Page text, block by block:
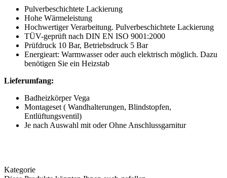
Pulverbeschichtete Lackierung
Hohe Wärmeleistung
Hochwertiger Verarbeitung. Pulverbeschichtete Lackierung
TÜV-geprüft nach DIN EN ISO 9001:2000
Prüfdruck 10 Bar, Betriebsdruck 5 Bar
Energieart: Warmwasser oder auch elektrisch möglich. Dazu
benötigen Sie ein Heizstab
Lieferumfang:
Badheizkörper Vega
Montageset ( Wandhalterungen, Blindstopfen,
Entlüftungsventil)
Je nach Auswahl mit oder Ohne Anschlussgarnitur
Kategorie